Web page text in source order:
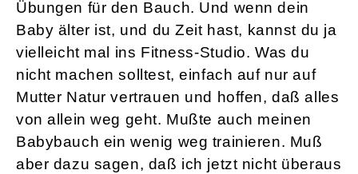
Übungen für den Bauch. Und wenn dein
Baby älter ist, und du Zeit hast, kannst du ja
vielleicht mal ins Fitness-Studio. Was du
nicht machen solltest, einfach auf nur auf
Mutter Natur vertrauen und hoffen, daß alles
von allein weg geht. Mußte auch meinen
Babybauch ein wenig weg trainieren. Muß
aber dazu sagen, daß ich jetzt nicht überaus